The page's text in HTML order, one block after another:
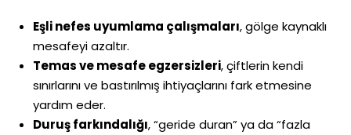
Eşli nefes uyumlama çalışmaları, gölge kaynaklı
mesafeyi azaltır.
Temas ve mesafe egzersizleri, çiftlerin kendi
sınırlarını ve bastırılmış ihtiyaçlarını fark etmesine
yardım eder.
Duruş farkındalığı, “geride duran” ya da “fazla